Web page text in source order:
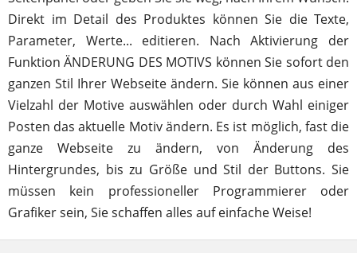
Direkt im Detail des Produktes können Sie die Texte,
Parameter, Werte... editieren. Nach Aktivierung der
Funktion ÄNDERUNG DES MOTIVS können Sie sofort den
ganzen Stil Ihrer Webseite ändern. Sie können aus einer
Vielzahl der Motive auswählen oder durch Wahl einiger
Posten das aktuelle Motiv ändern. Es ist möglich, fast die
ganze Webseite zu ändern, von Änderung des
Hintergrundes, bis zu Größe und Stil der Buttons. Sie
müssen kein professioneller Programmierer oder
Grafiker sein, Sie schaffen alles auf einfache Weise!